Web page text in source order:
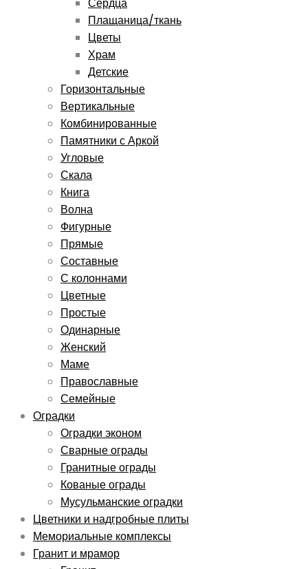
Плащаница/ткань
Цветы
Храм
Детские
Горизонтальные
Вертикальные
Комбинированные
Памятники с Аркой
Угловые
Скала
Книга
Волна
Фигурные
Прямые
Составные
С колоннами
Цветные
Простые
Одинарные
Женский
Маме
Православные
Семейные
Оградки
Оградки эконом
Сварные ограды
Гранитные ограды
Кованые ограды
Мусульманские оградки
Цветники и надгробные плиты
Мемориальные комплексы
Гранит и мрамор